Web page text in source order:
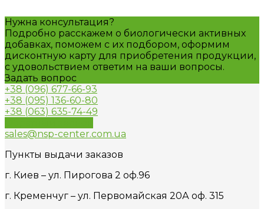
Нужна консультация?
Подробно расскажем о биологически активных
добавках, поможем с их подбором, оформим
дисконтную карту для приобретения продукции,
с удовольствием ответим на ваши вопросы.
Задать вопрос
+38 (096) 677-66-93
+38 (095) 136-60-80
+38 (063) 635-74-49
sales@nsp-center.com.ua
Пункты выдачи заказов
г. Киев – ул. Пирогова 2 оф.96
г. Кременчуг – ул. Первомайская 20А оф. 315